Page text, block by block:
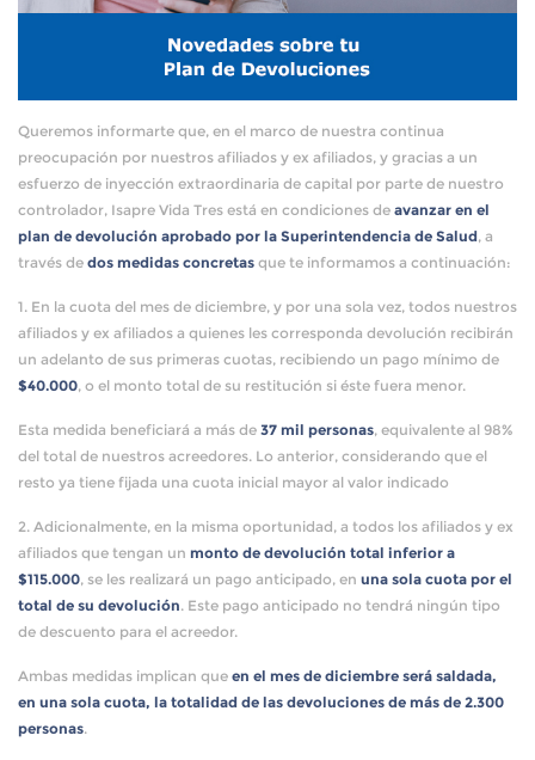
Queremos informarte que, en el marco de nuestra continua
preocupación por nuestros afiliados y ex afiliados, y gracias a un
esfuerzo de inyección extraordinaria de capital por parte de nuestro
controlador, Isapre Vida Tres está en condiciones de avanzar en el
plan de devolución aprobado por la Superintendencia de Salud, a
través de dos medidas concretas que te informamos a continuación:
1. En la cuota del mes de diciembre, y por una sola vez, todos nuestros
afiliados y ex afiliados a quienes les corresponda devolución recibirán
un adelanto de sus primeras cuotas, recibiendo un pago mínimo de
$40.000, o el monto total de su restitución si éste fuera menor.
Esta medida beneficiará a más de 37 mil personas, equivalente al 98%
del total de nuestros acreedores. Lo anterior, considerando que el
resto ya tiene fijada una cuota inicial mayor al valor indicado
2. Adicionalmente, en la misma oportunidad, a todos los afiliados y ex
afiliados que tengan un monto de devolución total inferior a
$115.000, se les realizará un pago anticipado, en una sola cuota por el
total de su devolución. Este pago anticipado no tendrá ningún tipo
de descuento para el acreedor.
Ambas medidas implican que en el mes de diciembre será saldada,
en una sola cuota, la totalidad de las devoluciones de más de 2.300
personas.